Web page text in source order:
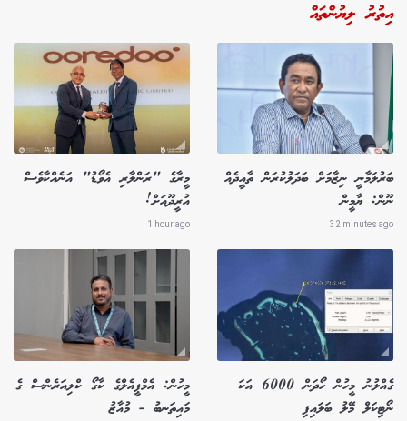
އިތުރު ލިޔުންތައް
ބަރުލަމާނީ ނިޒާމަށް ބަދަލުކުރަން ތާއީދެއް
ނޫން: ޔާމީން
32 minutes ago
މީރާގެ "ރަންލާރި އެވޯޑު" އަނެއްކާވެސް
އުރީދޫއަށް!
1 hour ago
ގެއްލުނު މީހުން ހޯދަން 6000 އަކަ
ނޯޓިކަލް މޭލު ބަލައިފި
މީހުން: އެމްޕީއެލްގެ ކާގޯ ކްލިއަރެންސް ގެ
މައިތަނބު - މުއާޒު